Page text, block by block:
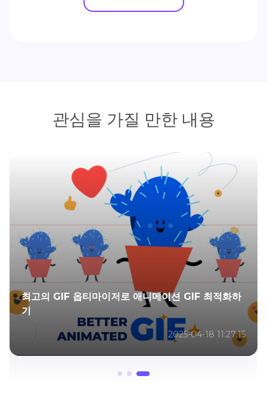
관심을 가질 만한 내용
최고의 GIF 옵티마이저로 애니메이션 GIF 최적화하
기
2025-04-18 11:27:15